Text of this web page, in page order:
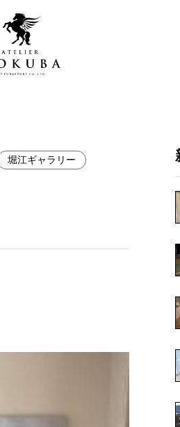
全商品一覧
納品事例（店舗・オフィ
NEWS
堀江ギャラリー